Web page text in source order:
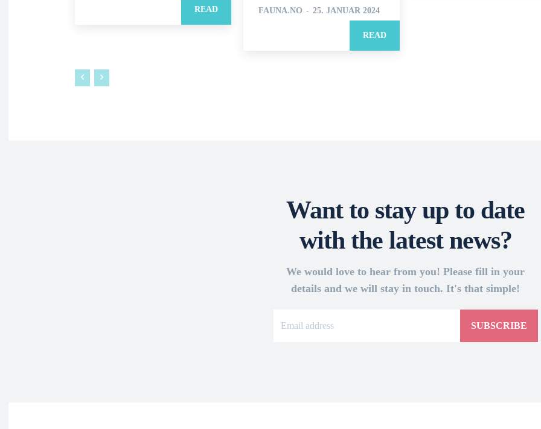
READ FAUNA.NO - 25. JANUAR 2024
READ
Want to stay up to date
with the latest news?
We would love to hear from you! Please fill in your
details and we will stay in touch. It's that simple!
SUBSCRIBE